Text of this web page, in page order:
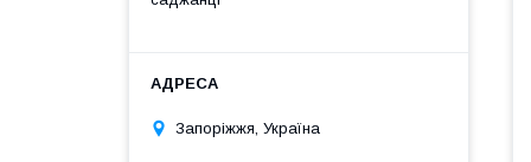
Запоріжжя, Україна